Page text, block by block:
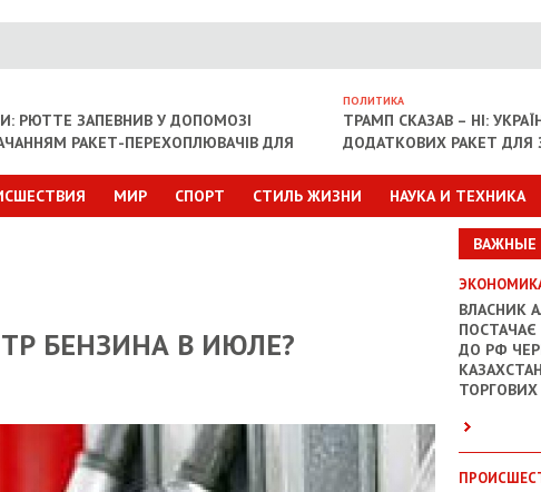
РЮТТЕ ЗАПЕВНИВ У ДОПОМОЗІ
РАКЕТ-ПЕРЕХОПЛЮВАЧІВ ДЛЯ
ПОЛИТИКА
ТРАМП СКАЗАВ – НІ:
ДОДАТКОВИХ РАКЕТ ДЛЯ
МИР СПОРТ СТИЛЬ ЖИЗНИ НАУКА И ТЕХНИКА
ВАЖНЫЕ
ВЛАСНИК
ДО РФ
ТОРГОВИХ
БЕНЗИНА В ИЮЛЕ?